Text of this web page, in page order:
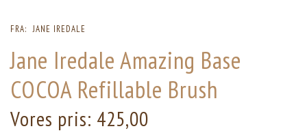
FRA: JANE IREDALE
Jane Iredale Amazing Base
COCOA Refillable Brush
Vores pris: 425,00